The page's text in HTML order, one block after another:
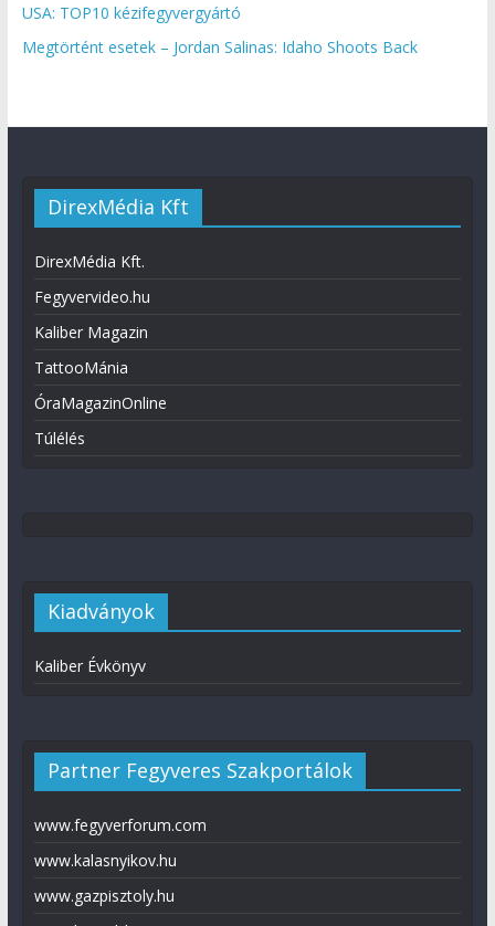
USA: TOP10 kézifegyvergyártó
Megtörtént esetek – Jordan Salinas: Idaho Shoots Back
DirexMédia Kft
DirexMédia Kft.
Fegyvervideo.hu
Kaliber Magazin
TattooMánia
ÓraMagazinOnline
Túlélés
Kiadványok
Kaliber Évkönyv
Partner Fegyveres Szakportálok
www.fegyverforum.com
www.kalasnyikov.hu
www.gazpisztoly.hu